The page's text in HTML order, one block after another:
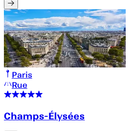
Paris
Rue
Champs-Élysées